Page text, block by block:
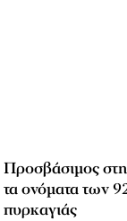
Προσβάσιμος
τα ονόματα των
πυρκαγιάς